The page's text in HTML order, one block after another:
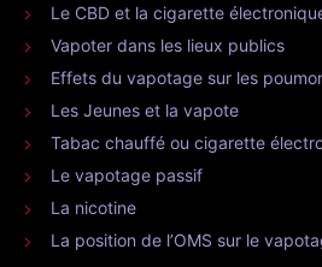
Le CBD et la cigarette
Vapoter dans les lieux publics
Effets du vapotage sur les
Les Jeunes et la vapote
Tabac chauffé ou cigarette
Le vapotage passif
La nicotine
La position de l’OMS sur le